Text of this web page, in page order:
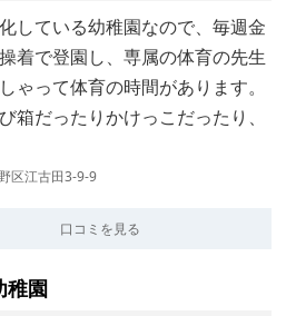
している幼稚園なので、毎週金
着で登園し、専属の体育の先生
ゃって体育の時間があります。
箱だったりかけっこだったり、
区江古田3-9-9
口コミを見る
稚園